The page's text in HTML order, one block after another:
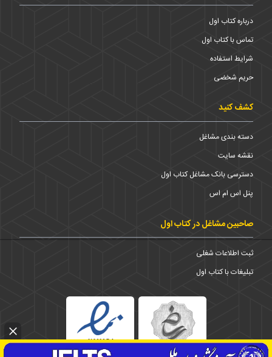
درباره کتاب اول
تماس با کتاب اول
شرایط استفاده
حریم شخضی
کشف کنید
دسته بندی مشاغل
نقشه سایت
دسترسی بانک مشاغل کتاب اول
پنل اس ام اس
صاحبین مشاغل در کتاب اول
ثبت اطلاعات شغلی
تبلیغات با کتاب اول